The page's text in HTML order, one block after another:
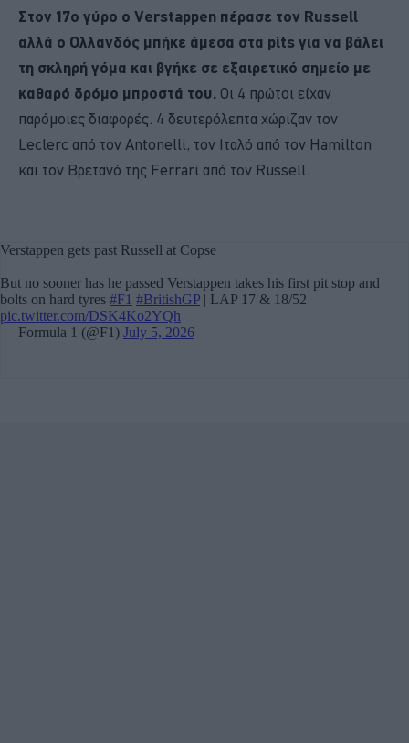
Στον 17ο γύρο ο Verstappen πέρασε τον Russell
αλλά ο Ολλανδός μπήκε άμεσα στα pits για να βάλει
τη σκληρή γόμα και βγήκε σε εξαιρετικό σημείο με
καθαρό δρόμο μπροστά του. Οι 4 πρώτοι είχαν
παρόμοιες διαφορές. 4 δευτερόλεπτα χώριζαν τον
Leclerc από τον Antonelli, τον Ιταλό από τον Hamilton
και τον Βρετανό της Ferrari από τον Russell.